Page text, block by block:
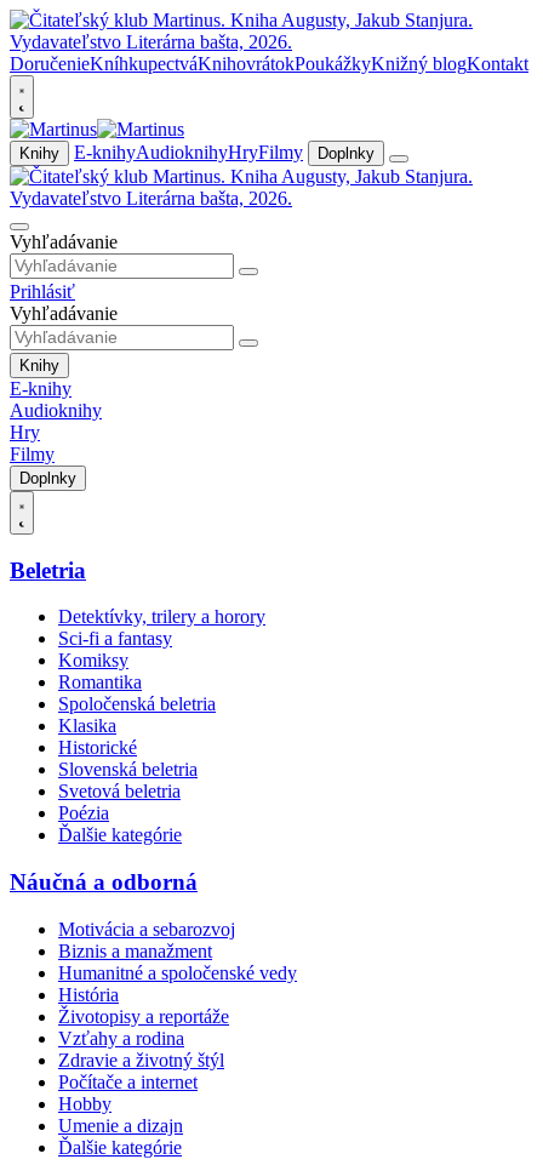
DoručenieKníhkupectváKnihovrátokPoukážkyKnižný blogKontakt
Knihy E-knihyAudioknihyHryFilmy Doplnky
Vyhľadávanie
Prihlásiť
Vyhľadávanie
Knihy
E-knihy
Audioknihy
Hry
Filmy
Doplnky
Beletria
Detektívky, trilery a horory
Sci-fi a fantasy
Komiksy
Romantika
Spoločenská beletria
Klasika
Historické
Slovenská beletria
Svetová beletria
Poézia
Ďalšie kategórie
Náučná a odborná
Motivácia a sebarozvoj
Biznis a manažment
Humanitné a spoločenské vedy
História
Životopisy a reportáže
Vzťahy a rodina
Zdravie a životný štýl
Počítače a internet
Hobby
Umenie a dizajn
Ďalšie kategórie